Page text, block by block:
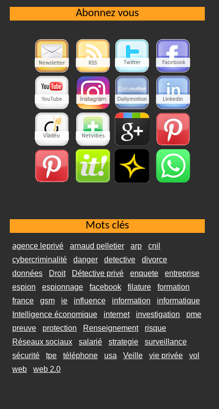
Abonnez vous
Mots clés
agence leprivé arnaud pelletier arp
cnil
cybercriminalité
danger detective
divorce
données
Droit Détective privé enquete
entreprise
espion
espionnage facebook filature
formation
france
gsm ie influence information
informatique
Intelligence économique
internet investigation
pme
preuve
protection Renseignement
risque
Réseaux sociaux
salarié strategie
surveillance
sécurité
tpe téléphone usa Veille vie privée
vol
web
web 2.0